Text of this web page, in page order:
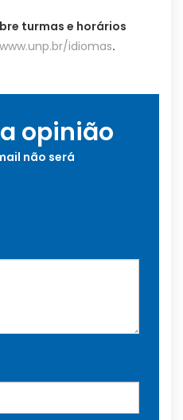
turmas e horários
www.unp.br/idiomas.
opinião
não será